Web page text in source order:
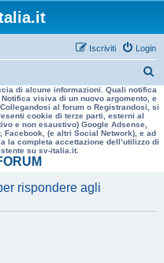
Login
Iscriviti
e
r
a
di alcune informazioni. Quali notifica
visiva di un nuovo argomento, e
al forum o Registrandosi, si
cookie di terze parti, esterni al
e non esaustivo) Google Adsense,
Facebook, (e altri Social Network), e ad
la completa accettazione dell’utilizzo di
su sv-italia.it.
rispondere agli